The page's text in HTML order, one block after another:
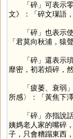
「碎」可表示
文》：「碎文璅語
「碎」也表示
「君莫向秋浦，猿
「碎」還表示
靡密，初若煩碎，
「疲萎、衰弱」
所感〉：「黃焦下
「碎」亦指說
姨媽老人家的嘴碎
子，只會糟蹋東西